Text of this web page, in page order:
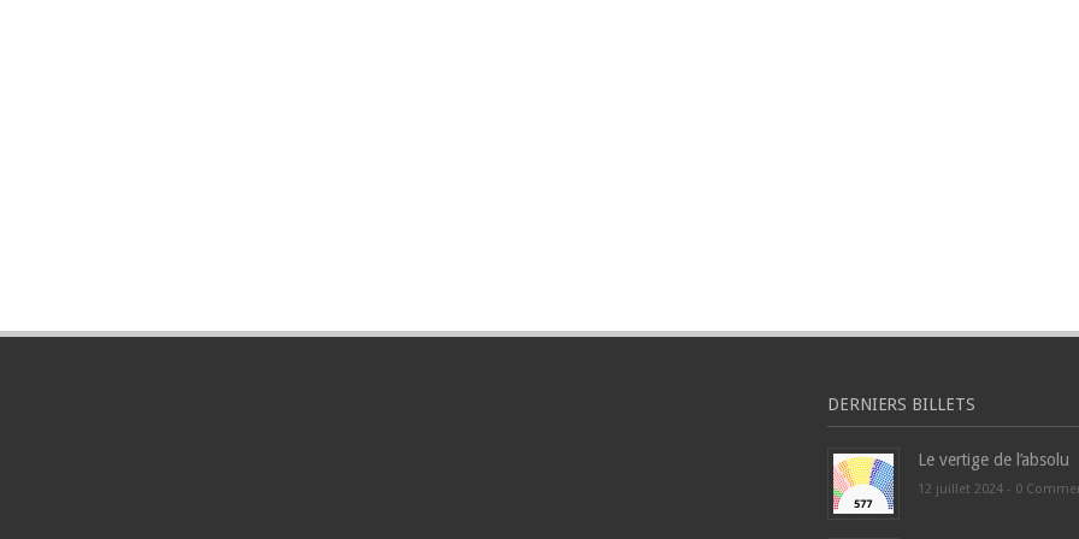
DERNIERS BILLETS
Le vertige de l’absolu
12 juillet 2024 - 0